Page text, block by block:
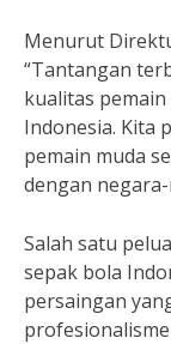
Menurut
“Tantangan
kualitas
Indonesia. Kita
pemain muda
dengan
Salah satu
sepak bola
persaingan